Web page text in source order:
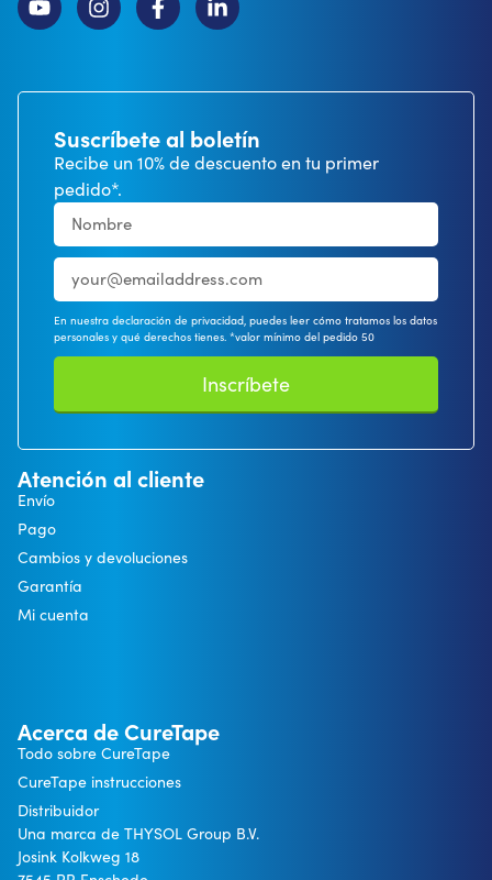
Suscríbete al boletín
Recibe un 10% de descuento en tu primer
pedido*.
En nuestra declaración de privacidad, puedes leer cómo tratamos los datos
personales y qué derechos tienes. *valor mínimo del pedido 50
Inscríbete
Atención al cliente
Envío
Pago
Cambios y devoluciones
Garantía
Mi cuenta
Acerca de CureTape
Todo sobre CureTape
CureTape instrucciones
Distribuidor
Una marca de THYSOL Group B.V.
Josink Kolkweg 18